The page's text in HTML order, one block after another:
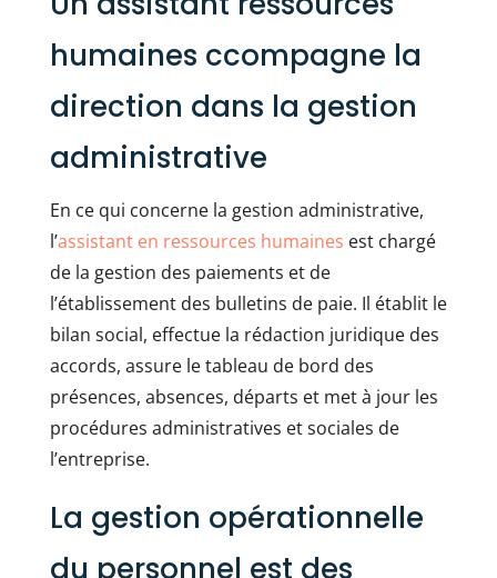
humaines ccompagne la
direction dans la gestion
administrative
En ce qui concerne la gestion administrative,
l’assistant en ressources humaines est chargé
de la gestion des paiements et de
l’établissement des bulletins de paie. Il établit le
bilan social, effectue la rédaction juridique des
accords, assure le tableau de bord des
présences, absences, départs et met à jour les
procédures administratives et sociales de
l’entreprise.
La gestion opérationnelle
du personnel est des